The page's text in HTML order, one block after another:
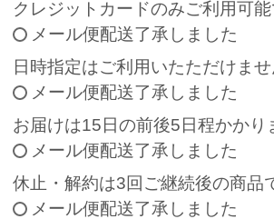
)
クレジットカードのみご利用可
メール便配送了承しました
日時指定はご利用いたただけませ
メール便配送了承しました
お届けは15日の前後5日程かかり
メール便配送了承しました
休止・解約は3回ご継続後の商品
メール便配送了承しました